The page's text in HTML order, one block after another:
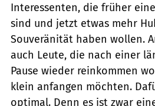
Interessenten, die früher
sind und jetzt etwas mehr
Souveränität haben wollen.
auch Leute, die nach einer
Pause wieder reinkommen
klein anfangen möchten.
optimal. Denn es ist zwar